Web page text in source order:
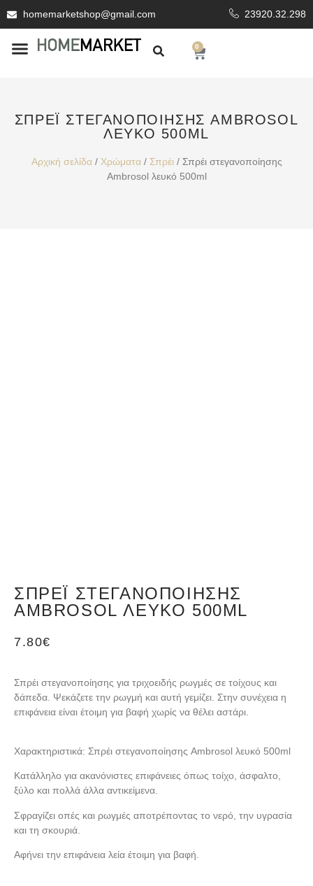
homemarketshop@gmail.com 23920.32.298
0
ΣΠΡΈΙ ΣΤΕΓΑΝΟΠΟΊΗΣΗΣ AMBROSOL
ΛΕΥΚΌ 500ML
Αρχική σελίδα/ Χρώματα/ Σπρέι / Σπρέι στεγανοποίησης
Ambrosol λευκό 500ml
ΣΠΡΈΙ ΣΤΕΓΑΝΟΠΟΊΗΣΗΣ
AMBROSOL ΛΕΥΚΌ 500ML
7.80€
Σπρέι στεγανοποίησης για τριχοειδής ρωγμές σε τοίχους και
δάπεδα. Ψεκάζετε την ρωγμή και αυτή γεμίζει. Στην συνέχεια η
επιφάνεια είναι έτοιμη για βαφή χωρίς να θέλει αστάρι.
Χαρακτηριστικά: Σπρέι στεγανοποίησης Ambrosol λευκό 500ml
Κατάλληλο για ακανόνιστες επιφάνειες όπως τοίχο, άσφαλτο,
ξύλο και πολλά άλλα αντικείμενα.
Σφραγίζει οπές και ρωγμές αποτρέποντας το νερό, την υγρασία
και τη σκουριά.
Αφήνει την επιφάνεια λεία έτοιμη για βαφή.